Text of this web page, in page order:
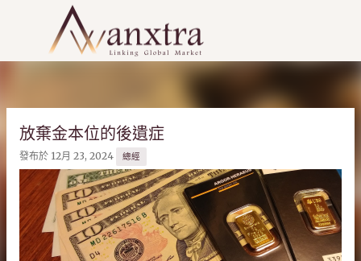
跳到主要內容
放棄金本位的後遺症
發布於 12月 23, 2024 總經